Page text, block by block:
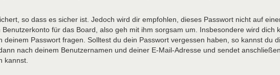
so dass es sicher ist. Jedoch wird dir empfohlen, dieses Passwort nicht auf
für das Board, also geh mit ihm sorgsam um. Insbesondere wird dich
Passwort fragen. Solltest du dein Passwort vergessen haben, so kannst du
nach deinem Benutzernamen und deiner E-Mail-Adresse und sendet
kannst.